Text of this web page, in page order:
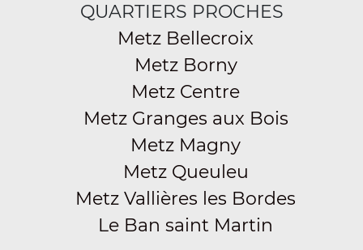
QUARTIERS PROCHES
Metz Bellecroix
Metz Borny
Metz Centre
Metz Granges aux Bois
Metz Magny
Metz Queuleu
Metz Vallières les Bordes
Le Ban saint Martin